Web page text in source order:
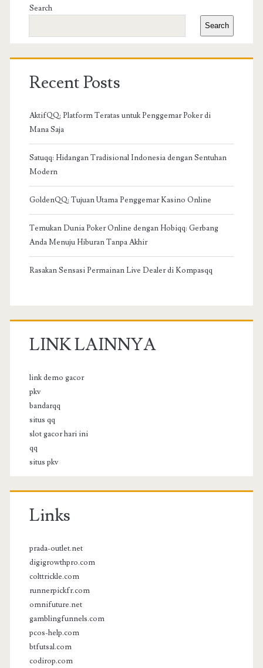
Sidebar
Search
Search
Recent Posts
AktifQQ: Platform Teratas untuk Penggemar Poker di
Mana Saja
Satuqq: Hidangan Tradisional Indonesia dengan Sentuhan
Modern
GoldenQQ: Tujuan Utama Penggemar Kasino Online
Temukan Dunia Poker Online dengan Hobiqq: Gerbang
Anda Menuju Hiburan Tanpa Akhir
Rasakan Sensasi Permainan Live Dealer di Kompasqq
LINK LAINNYA
link demo gacor
pkv
bandarqq
situs qq
slot gacor hari ini
qq
situs pkv
Links
prada-outlet.net
digigrowthpro.com
colttrickle.com
runnerpickfr.com
omnifuture.net
gamblingfunnels.com
pcos-help.com
btfutsal.com
codirop.com